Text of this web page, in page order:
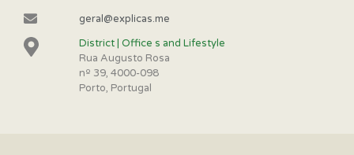
geral@explicas.me
District | Office s and Lifestyle
Rua Augusto Rosa
nº 39, 4000-098
Porto, Portugal